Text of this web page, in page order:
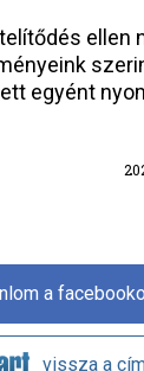
ellen
egyént
a
vissza a